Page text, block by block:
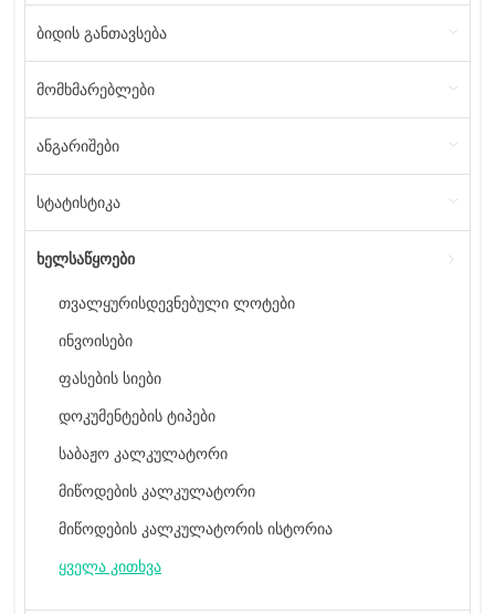
ბიდის განთავსება
მომხმარებლები
ანგარიშები
სტატისტიკა
ხელსაწყოები
თვალყურისდევნებული ლოტები
ინვოისები
ფასების სიები
დოკუმენტების ტიპები
საბაჟო კალკულატორი
მიწოდების კალკულატორი
მიწოდების კალკულატორის ისტორია
ყველა კითხვა